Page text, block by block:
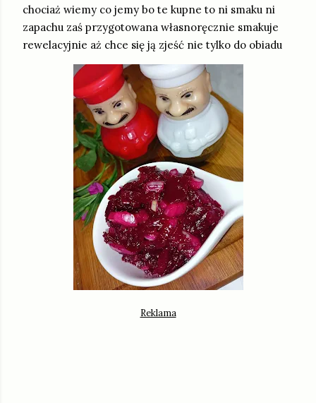
chociaż wiemy co jemy bo te kupne to ni smaku ni
zapachu zaś przygotowana własnoręcznie smakuje
rewelacyjnie aż chce się ją zjeść nie tylko do obiadu